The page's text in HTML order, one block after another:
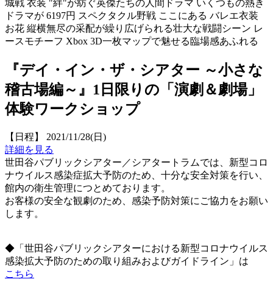
城戦 衣装 "絆"が紡ぐ英傑たちの人間ドラマ いくつもの熱き
ドラマが 6197円 スペクタクル野戦 ここにある バレエ衣装
お花 縦横無尽の采配が繰り広げられる壮大な戦闘シーン レ
ースモチーフ Xbox 3D一枚マップで魅せる臨場感あふれる
『デイ・イン・ザ・シアター ～小さな
稽古場編～』1日限りの「演劇＆劇場」
体験ワークショップ
【日程】 2021/11/28(日)
詳細を見る
世田谷パブリックシアター／シアタートラムでは、新型コロ
ナウイルス感染症拡大予防のため、十分な安全対策を行い、
館内の衛生管理につとめております。
お客様の安全な観劇のため、感染予防対策にご協力をお願い
します。
◆「世田谷パブリックシアターにおける新型コロナウイルス
感染拡大予防のための取り組みおよびガイドライン」は
こちら